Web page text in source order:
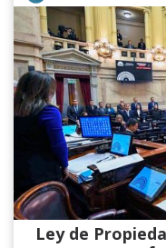
Ley de